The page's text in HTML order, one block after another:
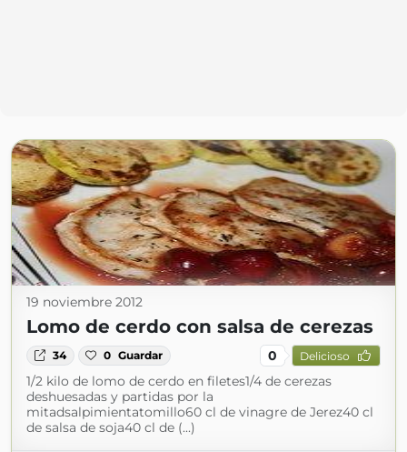
19 noviembre 2012
Lomo de cerdo con salsa de cerezas
34 0 Guardar 0 Delicioso
1/2 kilo de lomo de cerdo en filetes1/4 de cerezas
deshuesadas y partidas por la
mitadsalpimientatomillo60 cl de vinagre de Jerez40 cl
de salsa de soja40 cl de (...)